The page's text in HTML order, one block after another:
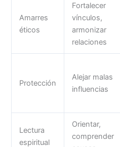
Amarres
éticos
Fortalecer
vínculos,
armonizar
relaciones
Protección
Alejar malas
influencias
Lectura
espiritual
Orientar,
comprender